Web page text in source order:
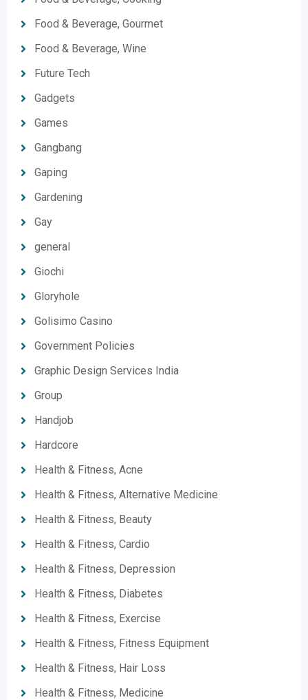
Food & Beverage, Gourmet
Food & Beverage, Wine
Future Tech
Gadgets
Games
Gangbang
Gaping
Gardening
Gay
general
Giochi
Gloryhole
Golisimo Casino
Government Policies
Graphic Design Services India
Group
Handjob
Hardcore
Health & Fitness, Acne
Health & Fitness, Alternative Medicine
Health & Fitness, Beauty
Health & Fitness, Cardio
Health & Fitness, Depression
Health & Fitness, Diabetes
Health & Fitness, Exercise
Health & Fitness, Fitness Equipment
Health & Fitness, Hair Loss
Health & Fitness, Medicine